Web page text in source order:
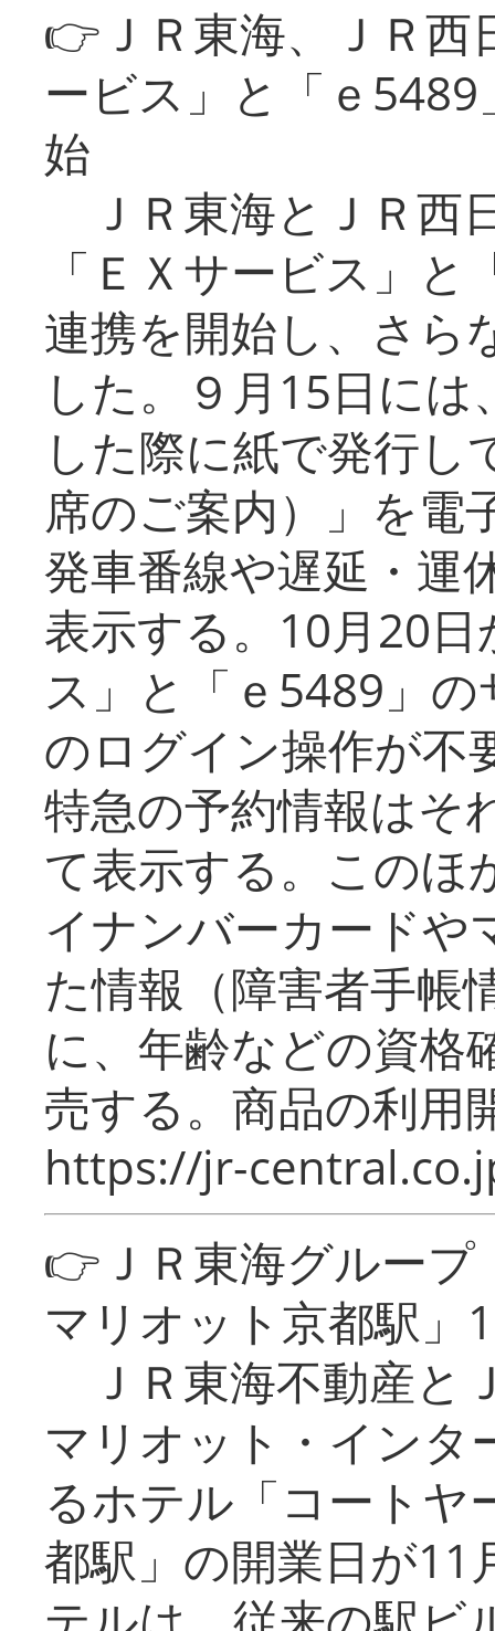
👉ＪＲ東海、ＪＲ
ービス」と「ｅ
始
ＪＲ東海とＪＲ西
「ＥＸサービス」
連携を開始し、さら
した。９月15日に
した際に紙で発行し
席のご案内）」を電
発車番線や遅延・運
表示する。10月20
ス」と「ｅ5489」
のログイン操作が不
特急の予約情報はそ
て表示する。このほ
イナンバーカードや
た情報（障害者手帳
に、年齢などの資格
売する。商品の利用
https://jr-
👉ＪＲ東海グルー
マリオット京都駅」
ＪＲ東海不動産と
マリオット・インタ
るホテル「コートヤ
都駅」の開業日が11